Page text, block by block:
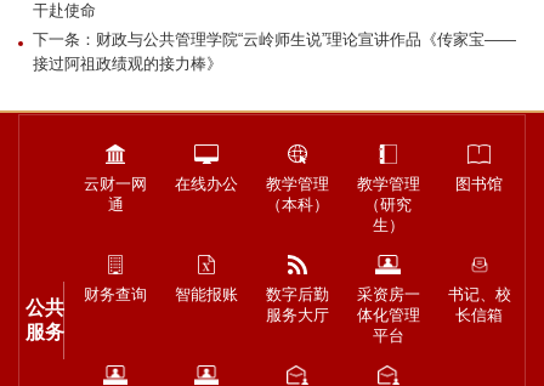
干赴使命
下一条：财政与公共管理学院“云岭师生说”理论宣讲作品《传家宝——
接过阿祖政绩观的接力棒》
公共
服务
云财一网
通
在线办公
教学管理
（本科）
教学管理
（研究
生）
图书馆
财务查询 智能报账
数字后勤
服务大厅
采资房一
体化管理
平台
书记、校
长信箱